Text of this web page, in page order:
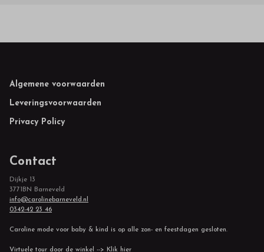
Footer
Algemene voorwaarden
Leveringsvoorwaarden
Privacy Policy
Contact
Dijkje 13
3771BN Barneveld
info@carolinebarneveld.nl
0342-42 23 46
Caroline mode voor baby & kind is op alle zon- en feestdagen gesloten.
Virtuele tour door de winkel --> Klik hier